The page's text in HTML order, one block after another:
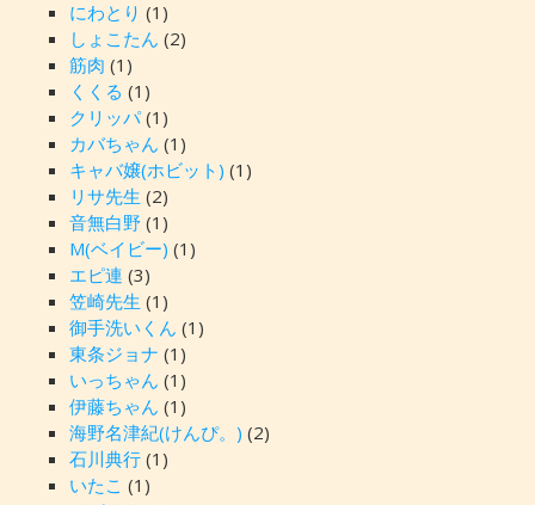
にわとり (1)
しょこたん (2)
筋肉 (1)
くくる (1)
クリッパ(1)
カバちゃん (1)
キャバ嬢(ホビット) (1)
リサ先生 (2)
音無白野(1)
M(ベイビー) (1)
エピ連 (3)
笠崎先生 (1)
御手洗いくん (1)
東条ジョナ (1)
いっちゃん (1)
伊藤ちゃん (1)
海野名津紀(けんぴ。) (2)
石川典行(1)
いたこ (1)